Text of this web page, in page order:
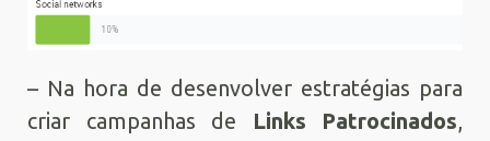
– Na hora de desenvolver estratégias para
criar campanhas de
Links Patrocinados,